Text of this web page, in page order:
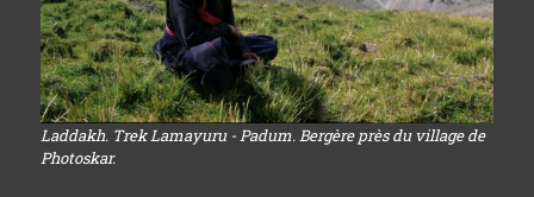
Laddakh. Trek Lamayuru - Padum. Bergère près du village de
Photoskar.